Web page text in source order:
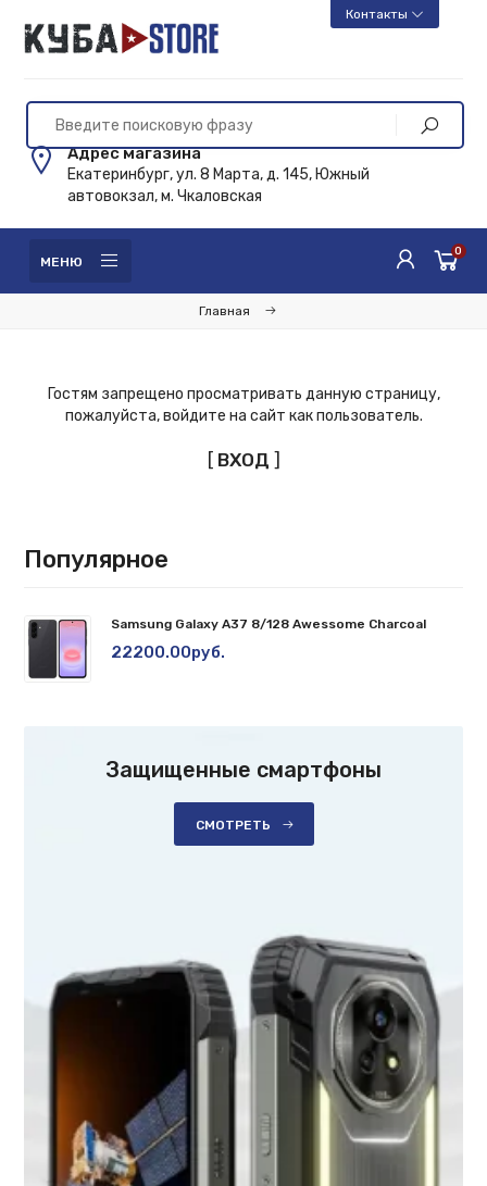
Контакты
Адрес магазина
Екатеринбург, ул. 8 Марта, д. 145, Южный
автовокзал, м. Чкаловская
МЕНЮ
0
Главная
Гостям запрещено просматривать данную страницу,
пожалуйста, войдите на сайт как пользователь.
[ ВХОД ]
Популярное
Samsung Galaxy A37 8/128 Awessome Charcoal
22200.00руб.
Защищенные смартфоны
СМОТРЕТЬ